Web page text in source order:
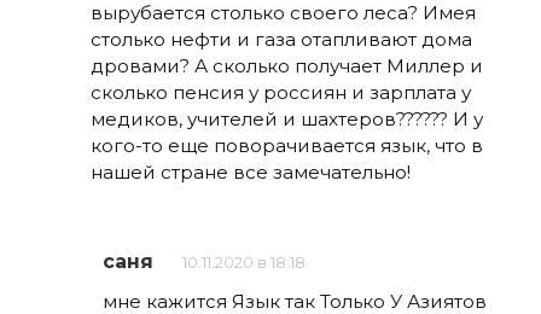
вырубается столько своего леса? Имея
столько нефти и газа отапливают дома
дровами? А сколько получает Миллер и
сколько пенсия у россиян и зарплата у
медиков, учителей и шахтеров?????? И у
кого-то еще поворачивается язык, что в
нашей стране все замечательно!
саня 10.11.2020 в 18:18
мне кажится Язык так Только У Азиятов